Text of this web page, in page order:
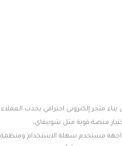
متجر إلكتروني احترافي يجذب العملاء
منصة قوية مثل شوبيفاي،
مستخدم سهلة الاستخدام ومنظمة